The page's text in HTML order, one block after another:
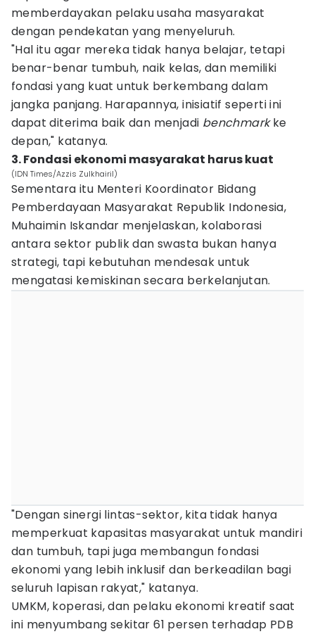
memberdayakan pelaku usaha masyarakat
dengan pendekatan yang menyeluruh.
"Hal itu agar mereka tidak hanya belajar, tetapi
benar-benar tumbuh, naik kelas, dan memiliki
fondasi yang kuat untuk berkembang dalam
jangka panjang. Harapannya, inisiatif seperti ini
dapat diterima baik dan menjadi benchmarkke
depan," katanya.
3. Fondasi ekonomi masyarakat harus kuat
(IDN Times/Azzis Zulkhairil)
Sementara itu Menteri Koordinator Bidang
Pemberdayaan Masyarakat Republik Indonesia,
Muhaimin Iskandar menjelaskan, kolaborasi
antara sektor publik dan swasta bukan hanya
strategi, tapi kebutuhan mendesak untuk
mengatasi kemiskinan secara berkelanjutan.
"Dengan sinergi lintas-sektor, kita tidak hanya
memperkuat kapasitas masyarakat untuk mandiri
dan tumbuh, tapi juga membangun fondasi
ekonomi yang lebih inklusif dan berkeadilan bagi
seluruh lapisan rakyat," katanya.
UMKM, koperasi, dan pelaku ekonomi kreatif saat
ini menyumbang sekitar 61 persen terhadap PDB